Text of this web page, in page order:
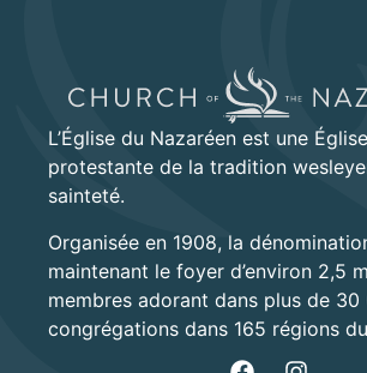
L’Église du Nazaréen est une
protestante de la tradition
sainteté.
Organisée en 1908, la
maintenant le foyer d’environ 2,5
membres adorant dans plus de 30
congrégations dans 165 régions